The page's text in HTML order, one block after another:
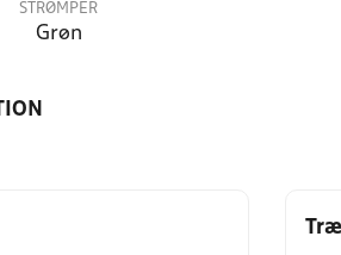
STRØMPER
Grøn